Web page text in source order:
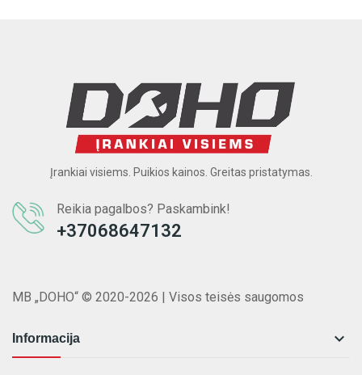
Įrankiai visiems. Puikios kainos. Greitas pristatymas.
Reikia pagalbos? Paskambink!
+37068647132
MB „DOHO“ © 2020-2026 | Visos teisės saugomos
Informacija 